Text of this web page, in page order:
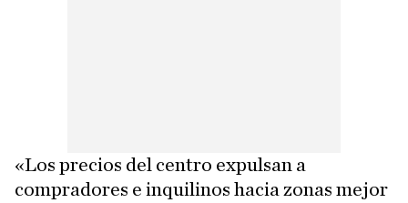
«Los precios del centro expulsan a
compradores e inquilinos hacia zonas mejor